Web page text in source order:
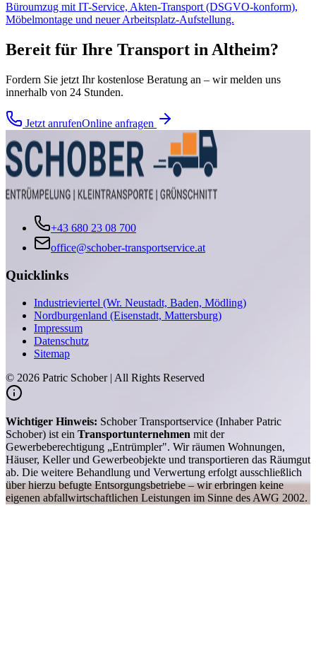
Büroumzug mit IT-Service, Akten-Transport (DSGVO-konform),
Möbelmontage und neuer Arbeitsplatz-Aufstellung.
Bereit für Ihre Transport in Altheim?
Fordern Sie jetzt Ihr kostenlose Beratung an – wir melden uns
innerhalb von 24 Stunden.
Jetzt anrufenOnline anfragen
+43 680 23 08 700
office@schober-transportservice.at
Quicklinks
Industrieviertel (Wr. Neustadt, Baden, Mödling)
Nordburgenland (Eisenstadt, Mattersburg)
Impressum
Datenschutz
Sitemap
© 2026 Patric Schober | All Rights Reserved
Wichtiger Hinweis: Schober Transportservice (Inhaber Patric
Schober) ist ein Transportunternehmen mit der
Gewerbeberechtigung „Entrümpler". Wir räumen Wohnungen,
Häuser, Keller und Gewerbeobjekte und transportieren das Räumgut
ab. Die weitere Behandlung und Verwertung erfolgt ausschließlich
über hierzu befugte Entsorgungsbetriebe – wir erbringen keine
eigenen abfallwirtschaftlichen Leistungen im Sinne des AWG 2002.